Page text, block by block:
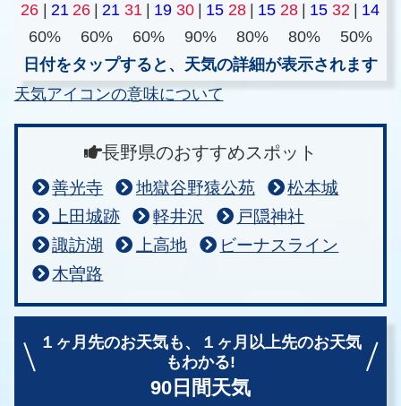
26 21 26 21 31 19 30 15 28 15 28 15 32
14
60%
60% 60% 90% 80% 80%
50%
日付をタップすると、天気の詳細が表示されます
天気アイコンの意味について
長野県のおすすめスポット
善光寺 地獄谷野猿公苑
松本城
上田城跡
軽井沢
戸隠神社
諏訪湖
上高地
ビーナスライン
木曽路
１ヶ月先のお天気も、
１ヶ月以上先のお天気
もわかる!
90日間天気